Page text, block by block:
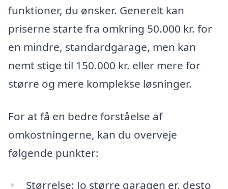
funktioner, du ønsker. Generelt kan
priserne starte fra omkring 50.000 kr. for
en mindre, standardgarage, men kan
nemt stige til 150.000 kr. eller mere for
større og mere komplekse løsninger.
For at få en bedre forståelse af
omkostningerne, kan du overveje
følgende punkter:
Størrelse: Jo større garagen er, desto